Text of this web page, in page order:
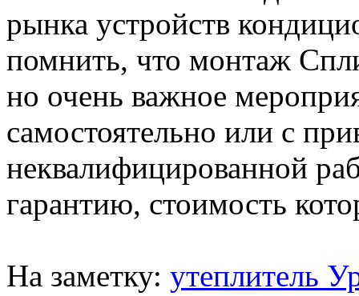
рынка устройств
помнить, что монтаж
но очень важное
самостоятельно или с
неквалифицированной
гарантию, стоимость
На заметку: утеплитель